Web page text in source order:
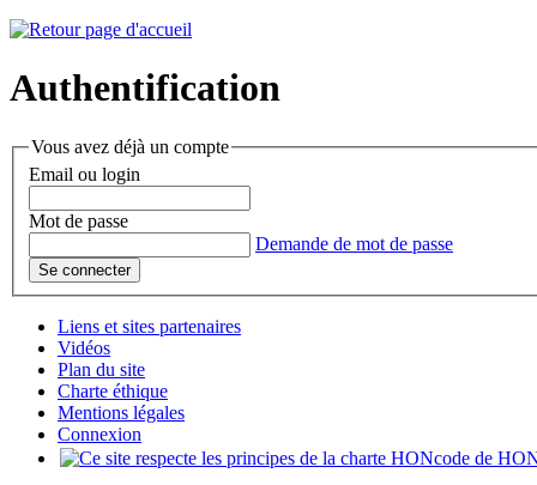
Authentification
Vous avez déjà un compte
Email ou login
Mot de passe
Demande de mot de passe
Liens et sites partenaires
Vidéos
Plan du site
Charte éthique
Mentions légales
Connexion